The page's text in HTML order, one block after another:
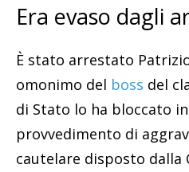
Era evaso dagli
È stato arrestato
omonimo del boss del
di Stato lo ha bloccato
provvedimento di
cautelare disposto dalla